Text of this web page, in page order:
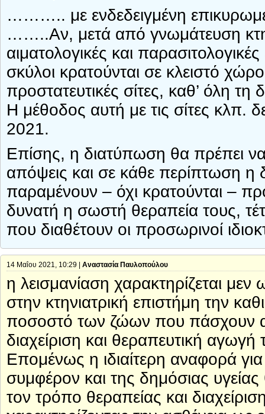
……….. με ενδεδειγμένη
……..Αν, μετά από γνωμάτευση
αιματολογικές και
σκύλοι κρατούνται σε κλειστό
προστατευτικές σίτες, καθ’ όλη τη
Η μέθοδος αυτή με τις σίτες κλπ.
2021.
Επίσης, η διατύπωση θα πρέπει να
απόψεις και σε κάθε περίπτωση η
παραμένουν – όχι κρατούνται –
δυνατή η σωστή θεραπεία τους,
που διαθέτουν οι προσωρινοί
14 Μαΐου 2021, 10:29 | Αναστασία Παυλοπούλου
η λεισμανίαση χαρακτηρίζεται
στην κτηνιατρική επιστήμη την
ποσοστό των ζώων που πάσχουν
διαχείριση και θεραπευτική
Επομένως η ιδιαίτερη αναφορά
συμφέρον και της δημόσιας
τον τρόπο θεραπείας και